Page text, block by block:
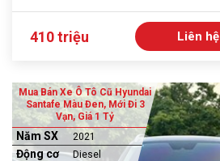
410 triệu Liên hệ
Mua Bán Xe Ô Tô Cũ Hyundai
Santafe Màu Đen, Mới Đi 3
Vạn, Giá 1 Tỷ
Năm SX 2021
Động cơ Diesel